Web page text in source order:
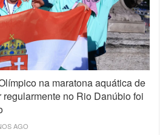
na maratona aquática de
no Rio Danúbio foi
AGO